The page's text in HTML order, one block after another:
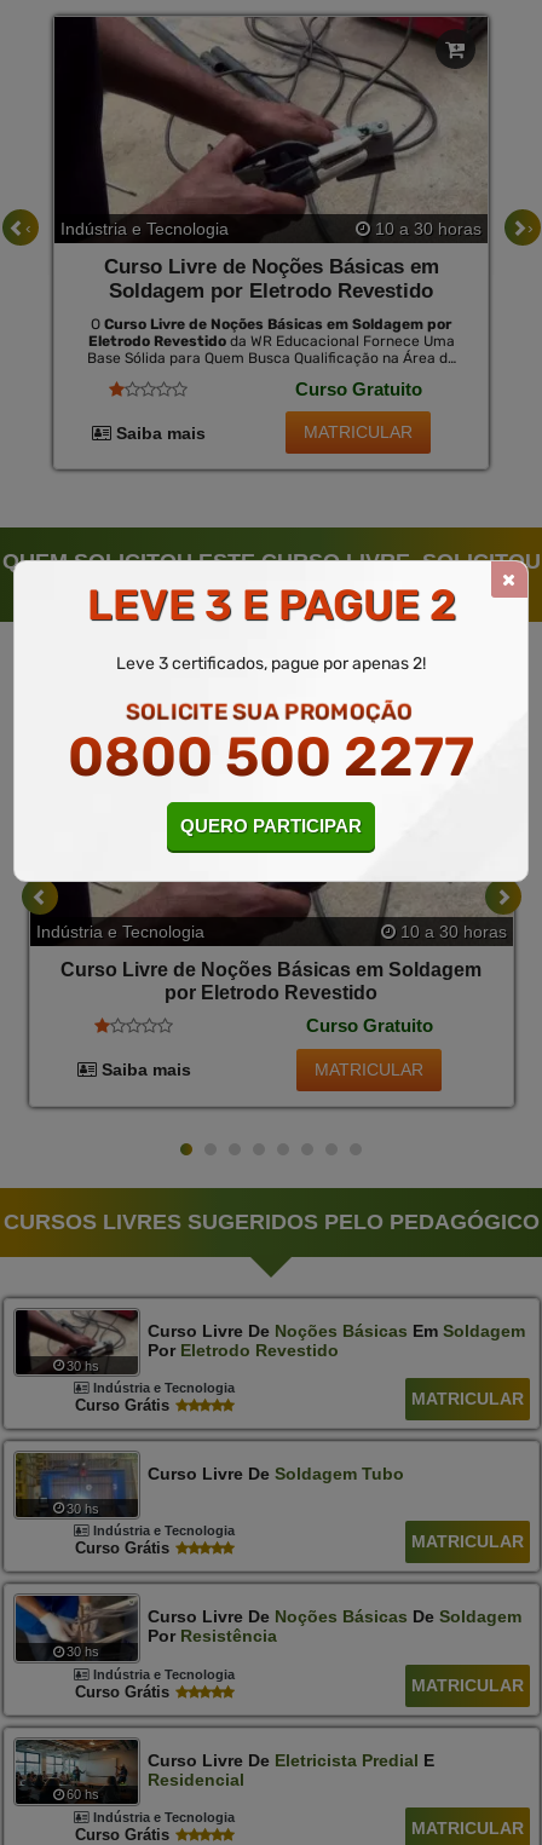
Indústria e Tecnologia 10 a 30 horas
Curso Livre de Noções Básicas em
Soldagem por Eletrodo Revestido
O Curso Livre de Noções Básicas em Soldagem por
Eletrodo Revestidoda WR Educacional Fornece Uma
Base Sólida para Quem Busca Qualificação na Área de
Material até as Normas de Segurança Necessárias.
Essencial para o Desenvolvimento Profissional no Setor
Industrial, o Curso Oferece ao Final a Opção de Um
Certificado Opcional Válido em Todo o Brasil por Uma
Desenvolvidas Durante o Estudo.
Curso Gratuito
Saiba mais MATRICULAR
‹ ›
QUEM SOLICITOU ESTE CURSO LIVRE, SOLICITOU
TAMBÉM
Indústria e Tecnologia 10 a 30 horas
Curso Livre de Noções Básicas em Soldagem
por Eletrodo Revestido
Curso Gratuito
Saiba mais MATRICULAR
CURSOS LIVRES SUGERIDOS PELO PEDAGÓGICO
30 hs
Curso Livre De Noções Básicas Em Soldagem
Por Eletrodo Revestido
Indústria e Tecnologia
Curso Grátis MATRICULAR
30 hs
Curso Livre De Soldagem Tubo
Indústria e Tecnologia
Curso Grátis MATRICULAR
30 hs
Curso Livre De Noções Básicas De Soldagem
Por Resistência
Indústria e Tecnologia
Curso Grátis MATRICULAR
60 hs
Curso Livre De Eletricista Predial E
Residencial
Indústria e Tecnologia
Curso Grátis MATRICULAR
LEVE 3 E PAGUE 2
Leve 3 certificados, pague por apenas 2!
SOLICITE SUA PROMOÇÃO
0800 500 2277
QUERO PARTICIPAR